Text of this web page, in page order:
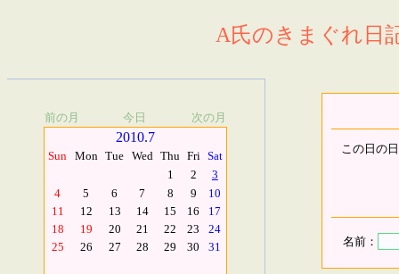
A氏のきまぐれ日
前の月 今日 次の月
2010.7
Sun Mon Tue Wed Thu Fri Sat
1
2
3
4
5 6 7 8 9
10
11
12 13 14 15 16
17
18
19 20 21 22 23
24
25
26 27 28 29 30 31
この日の
名前：